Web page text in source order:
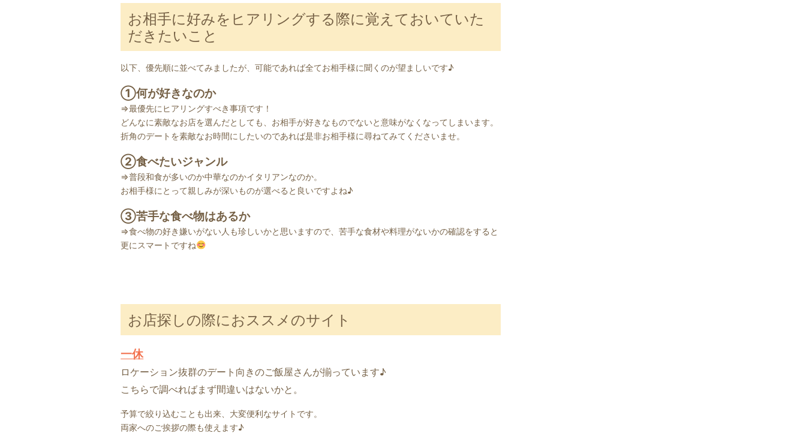
お相手に好みをヒアリングする際に覚えておいていた
だきたいこと
以下、優先順に並べてみましたが、可能であれば全てお相手様に聞くのが望ましいです♪
①何が好きなのか
⇒最優先にヒアリングすべき事項です！
どんなに素敵なお店を選んだとしても、お相手が好きなものでないと意味がなくなってしまいます。
折角のデートを素敵なお時間にしたいのであれば是非お相手様に尋ねてみてくださいませ。
②食べたいジャンル
⇒普段和食が多いのか中華なのかイタリアンなのか。
お相手様にとって親しみが深いものが選べると良いですよね♪
③苦手な食べ物はあるか
⇒食べ物の好き嫌いがない人も珍しいかと思いますので、苦手な食材や料理がないかの確認をすると
更にスマートですね
お店探しの際におススメのサイト
一休
ロケーション抜群のデート向きのご飯屋さんが揃っています♪
こちらで調べればまず間違いはないかと。
予算で絞り込むことも出来、大変便利なサイトです。
両家へのご挨拶の際も使えます♪